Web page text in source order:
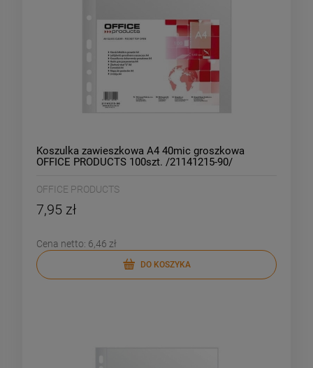
Koszulka zawieszkowa A4 40mic groszkowa
OFFICE PRODUCTS 100szt. /21141215-90/
OFFICE PRODUCTS
7,95 zł
Cena netto: 6,46 zł
DO KOSZYKA